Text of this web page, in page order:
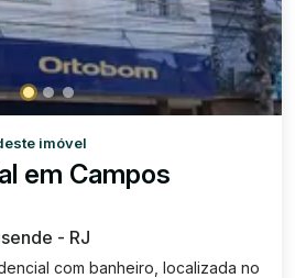
imóvel
em Campos
- RJ
com banheiro, localizada no